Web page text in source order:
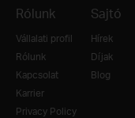
Rólunk
Vállalati profil
Rólunk
Kapcsolat
Karrier
Privacy Policy
Sajtó
Hírek
Díjak
Blog